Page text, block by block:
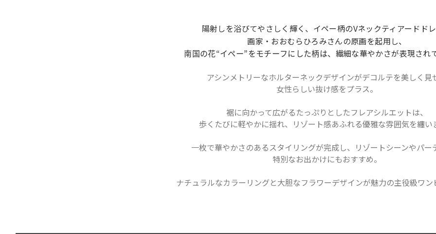
陽射しを浴びてやさしく輝く、イペー柄のVネックティアードドレ
画家・おおむらひろみさんの原画を起用し、
南国の花“イペー”をモチーフにした柄は、 繊細な華やかさが表現され
アシンメトリーなホルターネックデザインがデコルテを美しく見
女性らしい抜け感をプラス。
裾に向かって広がるたっぷりとしたフレアシルエットは、
歩くたびに軽やかに揺れ、リゾート感あふれる優雅な雰囲気を纏い
一枚で華やかさのあるスタイリングが完成し、リゾートシーンやパー
特別なお出かけにもおすすめ。
ナチュラルなカラーリングと大胆なフラワーデザインが魅力の主役級ワン